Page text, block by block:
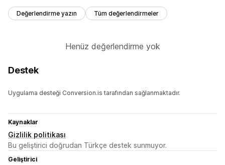
Değerlendirme yazın Tüm değerlendirmeler
Henüz değerlendirme yok
Destek
Uygulama desteği Conversion.is tarafından sağlanmaktadır.
Kaynaklar
Gizlilik politikası
Bu geliştirici doğrudan Türkçe destek sunmuyor.
Geliştirici